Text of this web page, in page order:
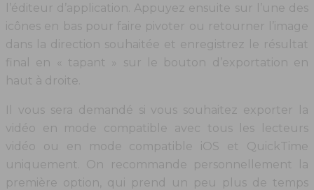
l’éditeur d’application. Appuyez ensuite sur l’une des
icônes en bas pour faire pivoter ou retourner l’image
dans la direction souhaitée et enregistrez le résultat
final en « tapant » sur le bouton d’exportation en
haut à droite.
Il vous sera demandé si vous souhaitez exporter la
vidéo en mode compatible avec tous les lecteurs
vidéo ou en mode compatible iOS et QuickTime
uniquement. On recommande personnellement la
première option, qui prend un peu plus de temps